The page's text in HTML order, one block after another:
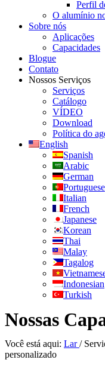
Perfil
O alumínio
Sobre nós
Aplicações
Capacidades
Blogue
Contato
Nossos Serviços
Serviços
Catálogo
VÍDEO
Download
Política do
English
Spanish
Arabic
German
Portuguese
Italian
French
Japanese
Korean
Thai
Malay
Tagalog
Indonesian
Turkish
Nossas
Você está aqui: Lar/
personalizado